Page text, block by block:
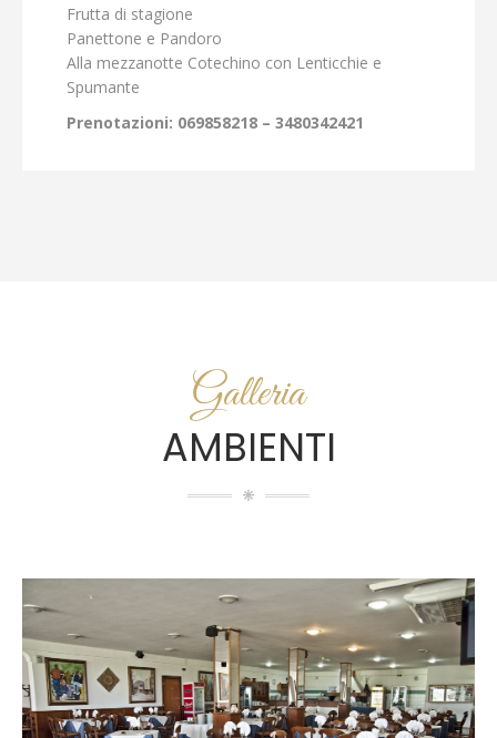
Frutta di stagione
Panettone e Pandoro
Alla mezzanotte Cotechino con Lenticchie e
Spumante
Prenotazioni: 069858218 – 3480342421
Galleria
AMBIENTI